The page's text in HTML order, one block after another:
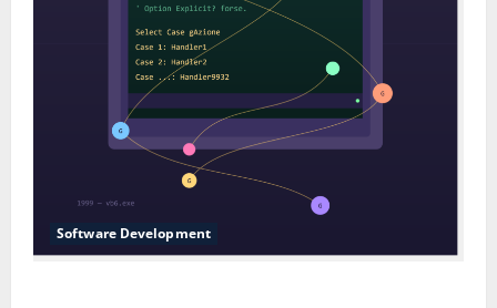
Software Development